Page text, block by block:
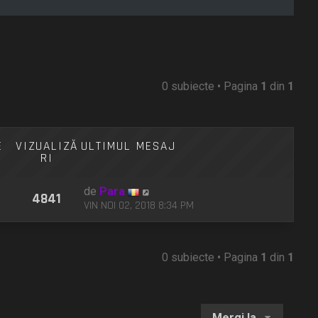
0 subiecte • Pagina 1 din 1
VIZUALIZĂ
RI
ULTIMUL MESAJ
4841 de Para
VIN NOI 02, 2018 8:34 PM
0 subiecte • Pagina 1 din 1